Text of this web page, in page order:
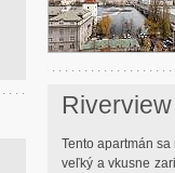
Tento apartmán
veľký a vkusne